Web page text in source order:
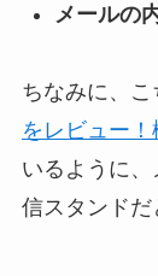
メールの
ちなみに、こ
をレビュー
いるように
信スタンドだ